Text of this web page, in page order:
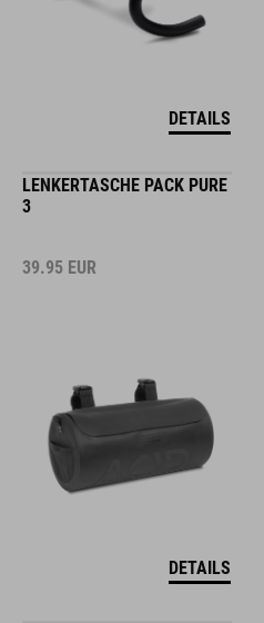
DETAILS
LENKERTASCHE PACK PURE
3
39.95 EUR
DETAILS